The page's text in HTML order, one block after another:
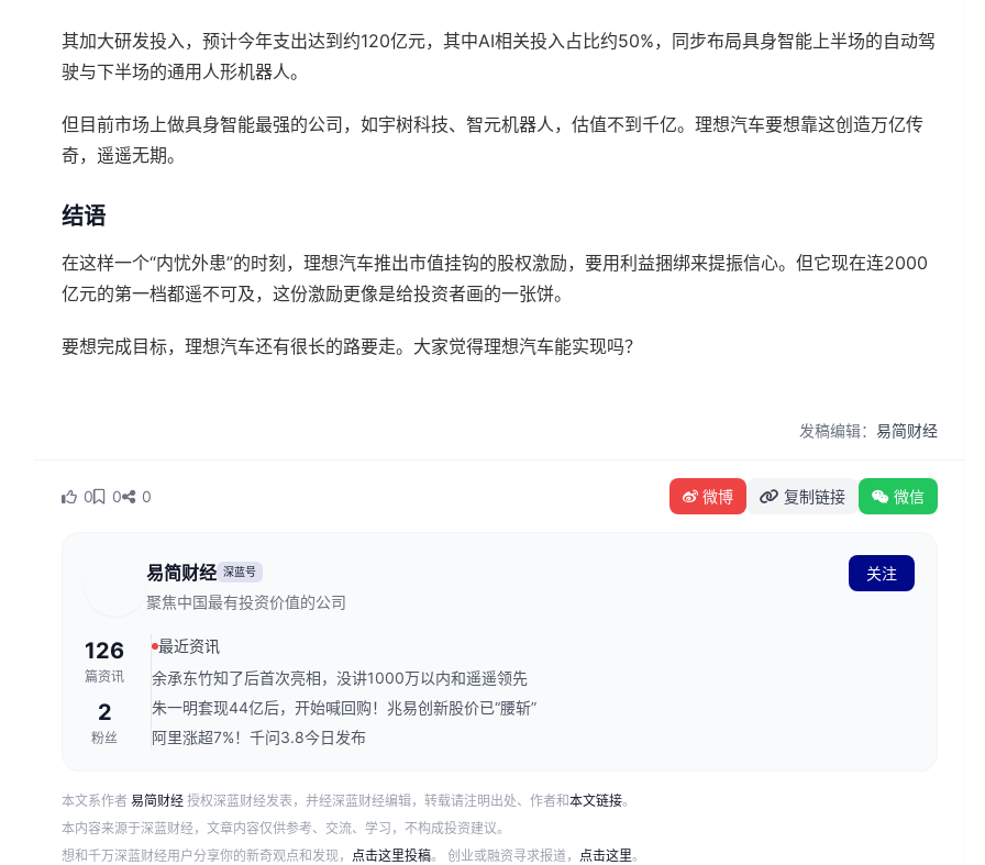
其加大研发投入，预计今年支出达到约120亿元，其中AI相关投入占比约50%，同步布局具身智能上半场的自动驾
驶与下半场的通用人形机器人。
但目前市场上做具身智能最强的公司，如宇树科技、智元机器人，估值不到千亿。理想汽车要想靠这创造万亿传
奇，遥遥无期。
结语
在这样一个“内忧外患”的时刻，理想汽车推出市值挂钩的股权激励，要用利益捆绑来提振信心。但它现在连2000
亿元的第一档都遥不可及，这份激励更像是给投资者画的一张饼。
要想完成目标，理想汽车还有很长的路要走。大家觉得理想汽车能实现吗？
发稿编辑：易简财经
0 0 0 微博 复制链接 微信
易简财经 深蓝号
聚焦中国最有投资价值的公司
关注
126
篇资讯
2
粉丝
最近资讯
余承东竹知了后首次亮相，没讲1000万以内和遥遥领先
朱一明套现44亿后，开始喊回购！兆易创新股价已“腰斩”
阿里涨超7%！千问3.8今日发布
本文系作者 易简财经 授权深蓝财经发表，并经深蓝财经编辑，转载请注明出处、作者和本文链接。
本内容来源于深蓝财经，文章内容仅供参考、交流、学习，不构成投资建议。
想和千万深蓝财经用户分享你的新奇观点和发现， 点击这里投稿。 创业或融资寻求报道， 点击这里。